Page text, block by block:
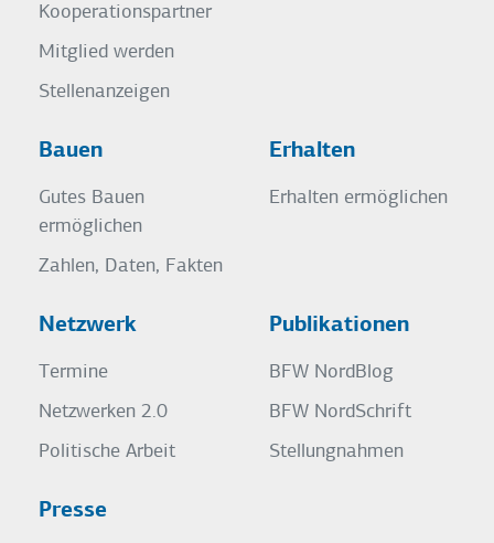
Kooperationspartner
Mitglied werden
Stellenanzeigen
Bauen
Gutes Bauen
ermöglichen
Zahlen, Daten, Fakten
Erhalten
Erhalten ermöglichen
Netzwerk
Termine
Netzwerken 2.0
Politische Arbeit
Publikationen
BFW NordBlog
BFW NordSchrift
Stellungnahmen
Presse